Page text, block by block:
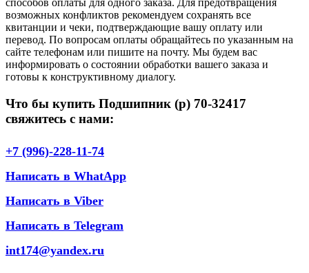
способов оплаты для одного заказа. Для предотвращения
возможных конфликтов рекомендуем сохранять все
квитанции и чеки, подтверждающие вашу оплату или
перевод. По вопросам оплаты обращайтесь по указанным на
сайте телефонам или пишите на почту. Мы будем вас
информировать о состоянии обработки вашего заказа и
готовы к конструктивному диалогу.
Что бы купить Подшипник (р) 70-32417
свяжитесь с нами:
+7 (996)-228-11-74
Написать в WhatApp
Написать в Viber
Написать в Telegram
int174@yandex.ru